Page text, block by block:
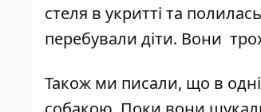
стеля в укритті та
перебували діти. Вони
Також ми писали, що в